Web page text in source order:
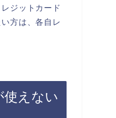
ジットカード
方は、各自レ
使えない